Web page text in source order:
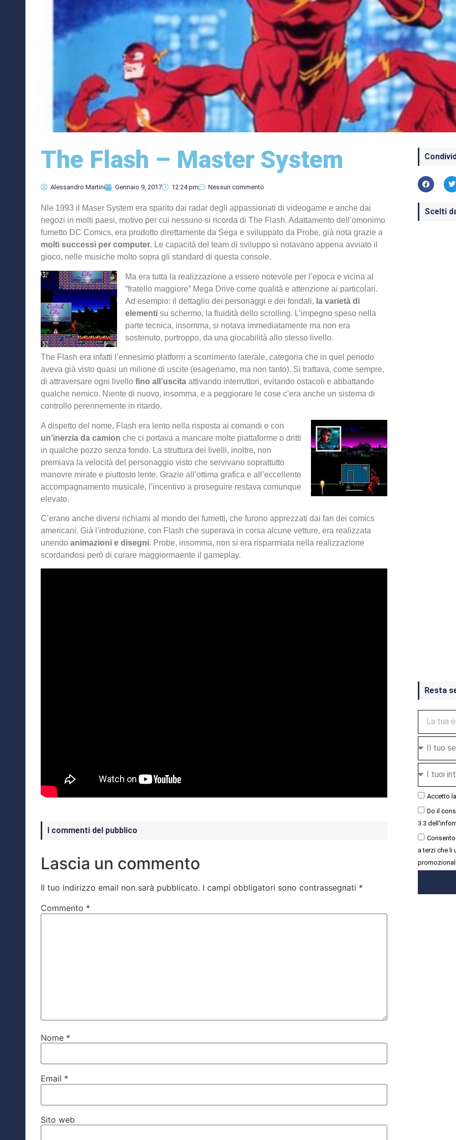
The Flash – Master System
Alessandro Martini Gennaio 9, 2017 12:24 pm Nessun commento
Nle 1993 il Maser System era sparito dai radar degli appassionati di videogame e anche dai
negozi in molti paesi, motivo per cui nessuno si ricorda di The Flash. Adattamento dell’omonimo
fumetto DC Comics, era prodotto direttamente da Sega e sviluppato da Probe, già nota grazie a
molti successi per computer. Le capacità del team di sviluppo si notavano appena avviato il
gioco, nelle musiche molto sopra gli standard di questa console.
Ma era tutta la realizzazione a essere notevole per l’epoca e vicina al
“fratello maggiore” Mega Drive come qualità e attenzione ai particolari.
Ad esempio: il dettaglio dei personaggi e dei fondali, la varietà di
elementi su schermo, la fluidità dello scrolling. L’impegno speso nella
parte tecnica, insomma, si notava immediatamente ma non era
sostenuto, purtroppo, da una giocabilità allo stesso livello.
The Flash era infatti l’ennesimo platform a scorrimento laterale, categoria che in quel periodo
aveva già visto quasi un milione di uscite (esageriamo, ma non tanto). Si trattava, come sempre,
di attraversare ogni livello fino all’uscita attivando interruttori, evitando ostacoli e abbattando
qualche nemico. Niente di nuovo, insomma, e a peggiorare le cose c’era anche un sistema di
controllo perennemente in ritardo.
A dispetto del nome, Flash era lento nella risposta ai comandi e con
un’inerzia da camion che ci portava a mancare molte piattaforme o dritti
in qualche pozzo senza fondo. La struttura dei livelli, inoltre, non
premiava la velocità del personaggio visto che servivano soprattutto
manovre mirate e piuttosto lente. Grazie all’ottima grafica e all’eccellente
accompagnamento musicale, l’incentivo a proseguire restava comunque
elevato.
C’erano anche diversi richiami al mondo dei fumetti, che furono apprezzati dai fan dei comics
americani. Già l’introduzione, con Flash che superava in corsa alcune vetture, era realizzata
unendo animazioni e disegni. Probe, insomma, non si era risparmiata nella realizzazione
scordandosi però di curare maggiormaente il gameplay.
I commenti del pubblico
Lascia un commento
Il tuo indirizzo email non sarà pubblicato. I campi obbligatori sono contrassegnati *
Commento *
Nome *
Email *
Sito web
Scelti
Resta
Accetto la
Do il
3.3
a terzi che li